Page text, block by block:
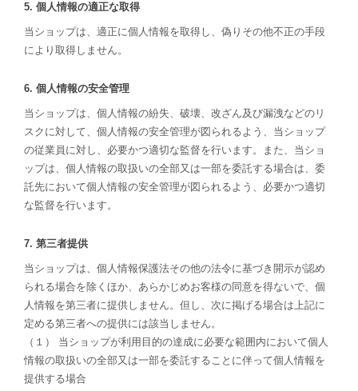
5. 個人情報の適正な取得
当ショップは、適正に個人情報を取得し、偽りその他不正の手段
により取得しません。
6. 個人情報の安全管理
当ショップは、個人情報の紛失、破壊、改ざん及び漏洩などのリ
スクに対して、個人情報の安全管理が図られるよう、当ショップ
の従業員に対し、必要かつ適切な監督を行います。また、当ショ
ップは、個人情報の取扱いの全部又は一部を委託する場合は、委
託先において個人情報の安全管理が図られるよう、必要かつ適切
な監督を行います。
7. 第三者提供
当ショップは、個人情報保護法その他の法令に基づき開示が認め
られる場合を除くほか、あらかじめお客様の同意を得ないで、個
人情報を第三者に提供しません。但し、次に掲げる場合は上記に
定める第三者への提供には該当しません。
（１） 当ショップが利用目的の達成に必要な範囲内において個人
情報の取扱いの全部又は一部を委託することに伴って個人情報を
提供する場合